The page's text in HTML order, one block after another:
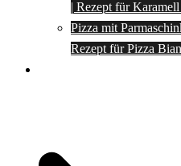
| Rezept für
Pizza mit
Rezept für Pizza